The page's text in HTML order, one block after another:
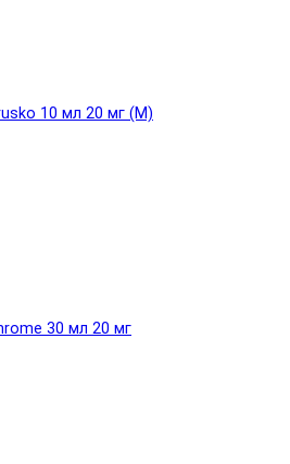
10 мл 20 мг (М)
30 мл 20 мг